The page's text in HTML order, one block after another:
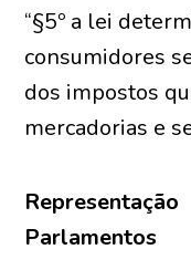
“§5º a lei
consumidores
dos impostos
mercadorias e
Parlamentos